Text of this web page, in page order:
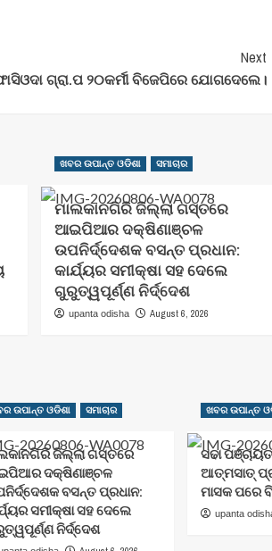
Next
ଗ୍ରା.ପ ୨୦କର୍ମୀ ବିଜେପିରେ ଯୋଗଦେଲେ।
ଖବର ଉପାନ୍ତ ଓଡିଶା ସମାଚାର
ମାଲକାନଗିରି ଜିଲ୍ଲା ଗସ୍ତରେ
ଆଇପିଆର ଦକ୍ଷିଣାଞ୍ଚଳ
ଉପନିର୍ଦ୍ଦେଶକ ବସନ୍ତ ପ୍ରଧାନ:
କାର୍ଯ୍ୟର ସମୀକ୍ଷା ସହ ଦେଲେ
ଗୁରୁତ୍ୱପୂର୍ଣ୍ଣ ନିର୍ଦ୍ଦେଶ
upanta odisha August 6, 2026
ଉପାନ୍ତ ଓଡିଶା ସମାଚାର
ଜିଲ୍ଲା ଗସ୍ତରେ
ଦକ୍ଷିଣାଞ୍ଚଳ
ବସନ୍ତ ପ୍ରଧାନ:
ସମୀକ୍ଷା ସହ ଦେଲେ
ନିର୍ଦ୍ଦେଶ
ଖବର ଉପାନ୍ତ
ସଢା
ଆତ୍ମସାତ୍
ମାସକ ପରେ
upanta